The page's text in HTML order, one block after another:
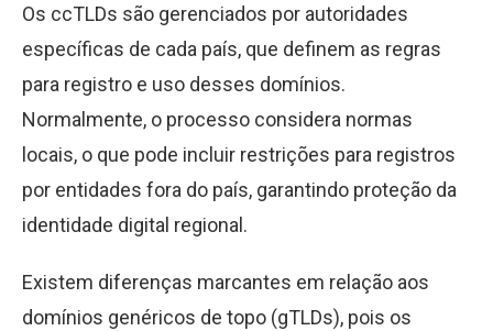
Os ccTLDs são gerenciados por autoridades
específicas de cada país, que definem as regras
para registro e uso desses domínios.
Normalmente, o processo considera normas
locais, o que pode incluir restrições para registros
por entidades fora do país, garantindo proteção da
identidade digital regional.
Existem diferenças marcantes em relação aos
domínios genéricos de topo (gTLDs), pois os